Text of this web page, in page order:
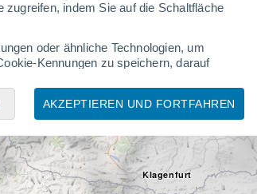
zugreifen, indem Sie auf die Schaltfläche
oder ähnliche Technologien, um
Kennungen zu speichern, darauf
Sie Ihre Zustimmung jederzeit
auf "
Konfigurieren" oder unsere
Daten zur Auswahl von
AKZEPTIEREN UND FORTFAHREN
ÖSTERREICH
Salzburg
Klagenfurt